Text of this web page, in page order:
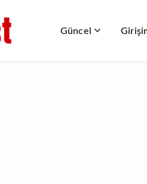
Güncel